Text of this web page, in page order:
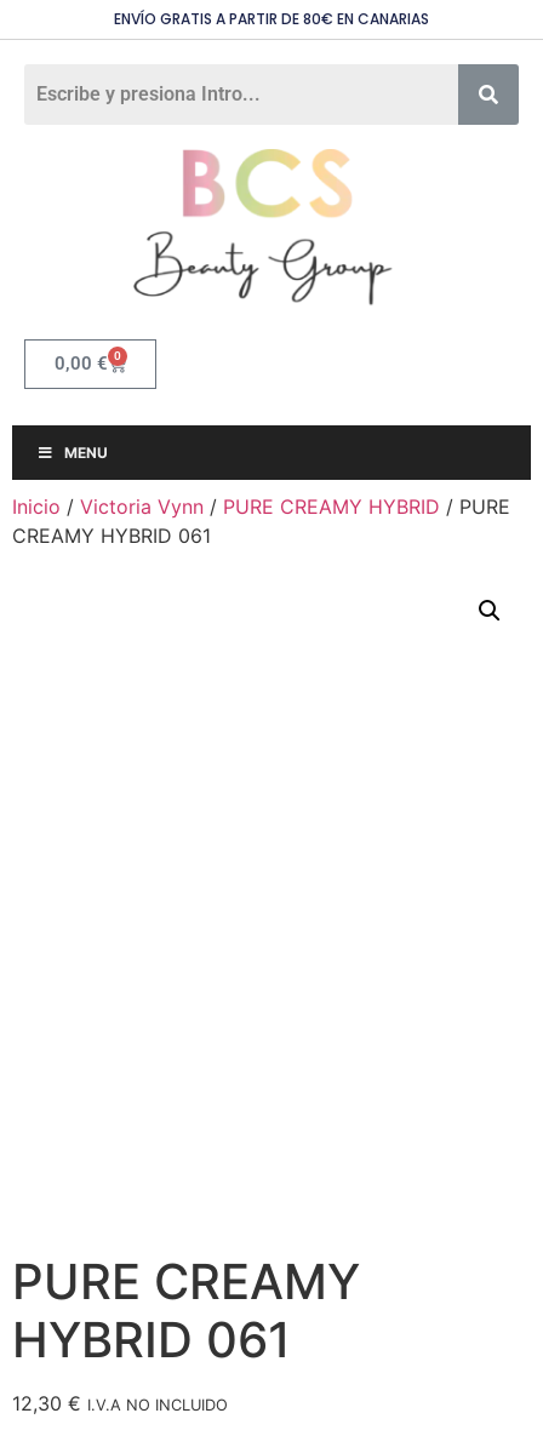
ENVÍO GRATIS A PARTIR DE 80€ EN CANARIAS
0,00 € 0
MENU
Inicio / Victoria Vynn / PURE CREAMY HYBRID / PURE
CREAMY HYBRID 061
PURE CREAMY
HYBRID 061
12,30 € I.V.A NO INCLUIDO